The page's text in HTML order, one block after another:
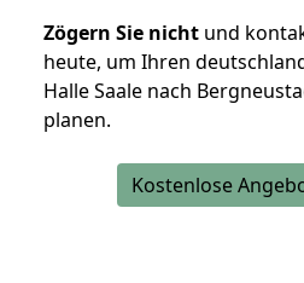
Zögern Sie nicht und
heute, um Ihren
Halle Saale nach
planen.
Kostenlose